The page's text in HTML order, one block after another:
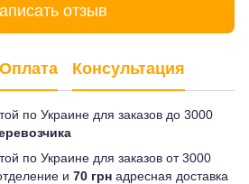
отзыв
Оплата Консультация
по Украине для заказов до 3000
по Украине для заказов от 3000
и 70 грн адресная доставка